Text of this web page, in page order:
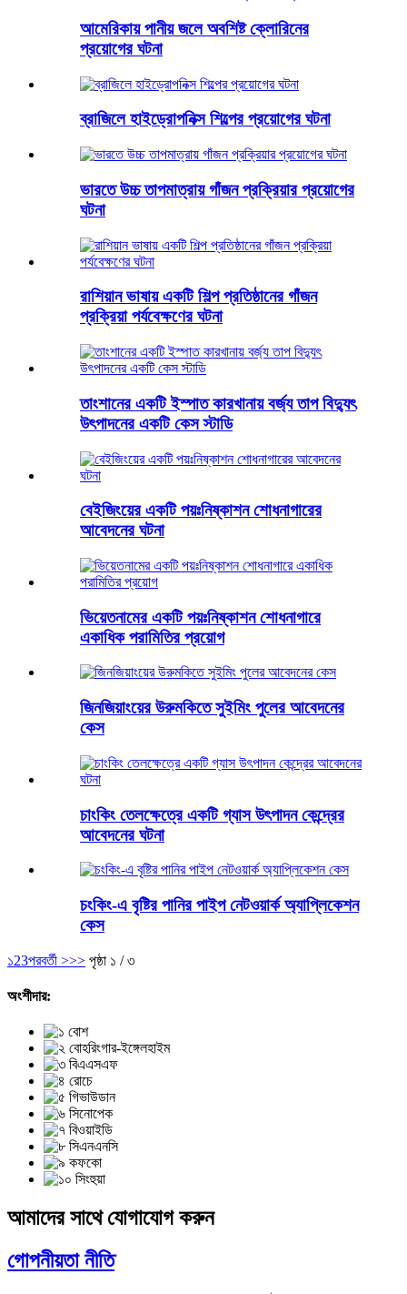
আমেরিকায় পানীয় জলে অবশিষ্ট ক্লোরিনের
প্রয়োগের ঘটনা
ব্রাজিলে হাইড্রোপনিক্স শিল্পের প্রয়োগের ঘটনা
ভারতে উচ্চ তাপমাত্রায় গাঁজন প্রক্রিয়ার প্রয়োগের
ঘটনা
রাশিয়ান ভাষায় একটি শিল্প প্রতিষ্ঠানের গাঁজন
প্রক্রিয়া পর্যবেক্ষণের ঘটনা
তাংশানের একটি ইস্পাত কারখানায় বর্জ্য তাপ বিদ্যুৎ
উৎপাদনের একটি কেস স্টাডি
বেইজিংয়ের একটি পয়ঃনিষ্কাশন শোধনাগারের
আবেদনের ঘটনা
ভিয়েতনামের একটি পয়ঃনিষ্কাশন শোধনাগারে
একাধিক পরামিতির প্রয়োগ
জিনজিয়াংয়ের উরুমকিতে সুইমিং পুলের আবেদনের
কেস
চাংকিং তেলক্ষেত্রে একটি গ্যাস উৎপাদন কেন্দ্রের
আবেদনের ঘটনা
চংকিং-এ বৃষ্টির পানির পাইপ নেটওয়ার্ক অ্যাপ্লিকেশন
কেস
১23পরবর্তী >>> পৃষ্ঠা ১ / ৩
অংশীদার:
আমাদের সাথে যোগাযোগ করুন
গোপনীয়তা নীতি